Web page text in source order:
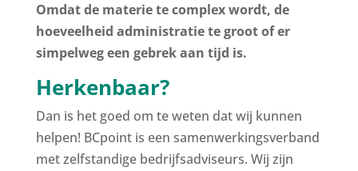
Omdat de materie te complex wordt, de
hoeveelheid administratie te groot of er
simpelweg een gebrek aan tijd is.
Herkenbaar?
Dan is het goed om te weten dat wij kunnen
helpen! BCpoint is een samenwerkingsverband
met zelfstandige bedrijfsadviseurs. Wij zijn